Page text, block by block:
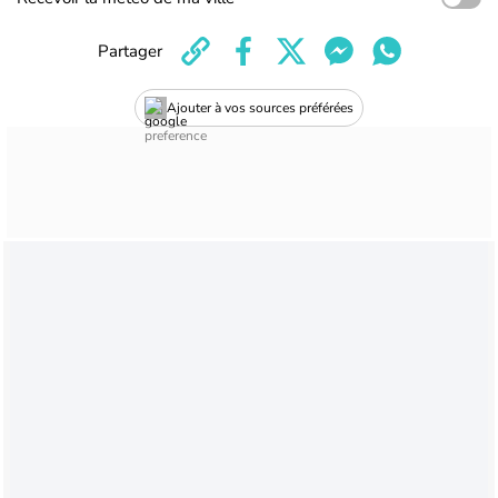
Ajouter à vos sources préférées
Partager